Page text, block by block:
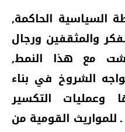
السياسية الحاكمة‏,‏
والمثقفين ورجال
مع هذا النمط‏,‏
الشروخ في بناء
وعمليات التكسير
للمواريث القومية من